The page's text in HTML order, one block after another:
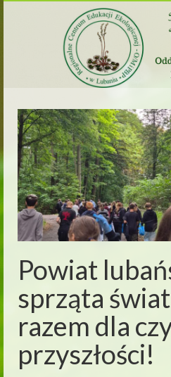
Powiat
sprząta
razem dla
przyszłości!